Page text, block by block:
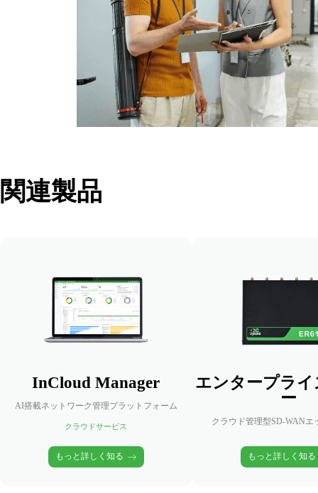
関連製品
InCloud Manager
AI搭載ネットワーク管理プラットフォーム
クラウドサービス
もっと詳しく知る
エンタープラ
ー
クラウド管理型SD-WANエ
もっと詳しく知る